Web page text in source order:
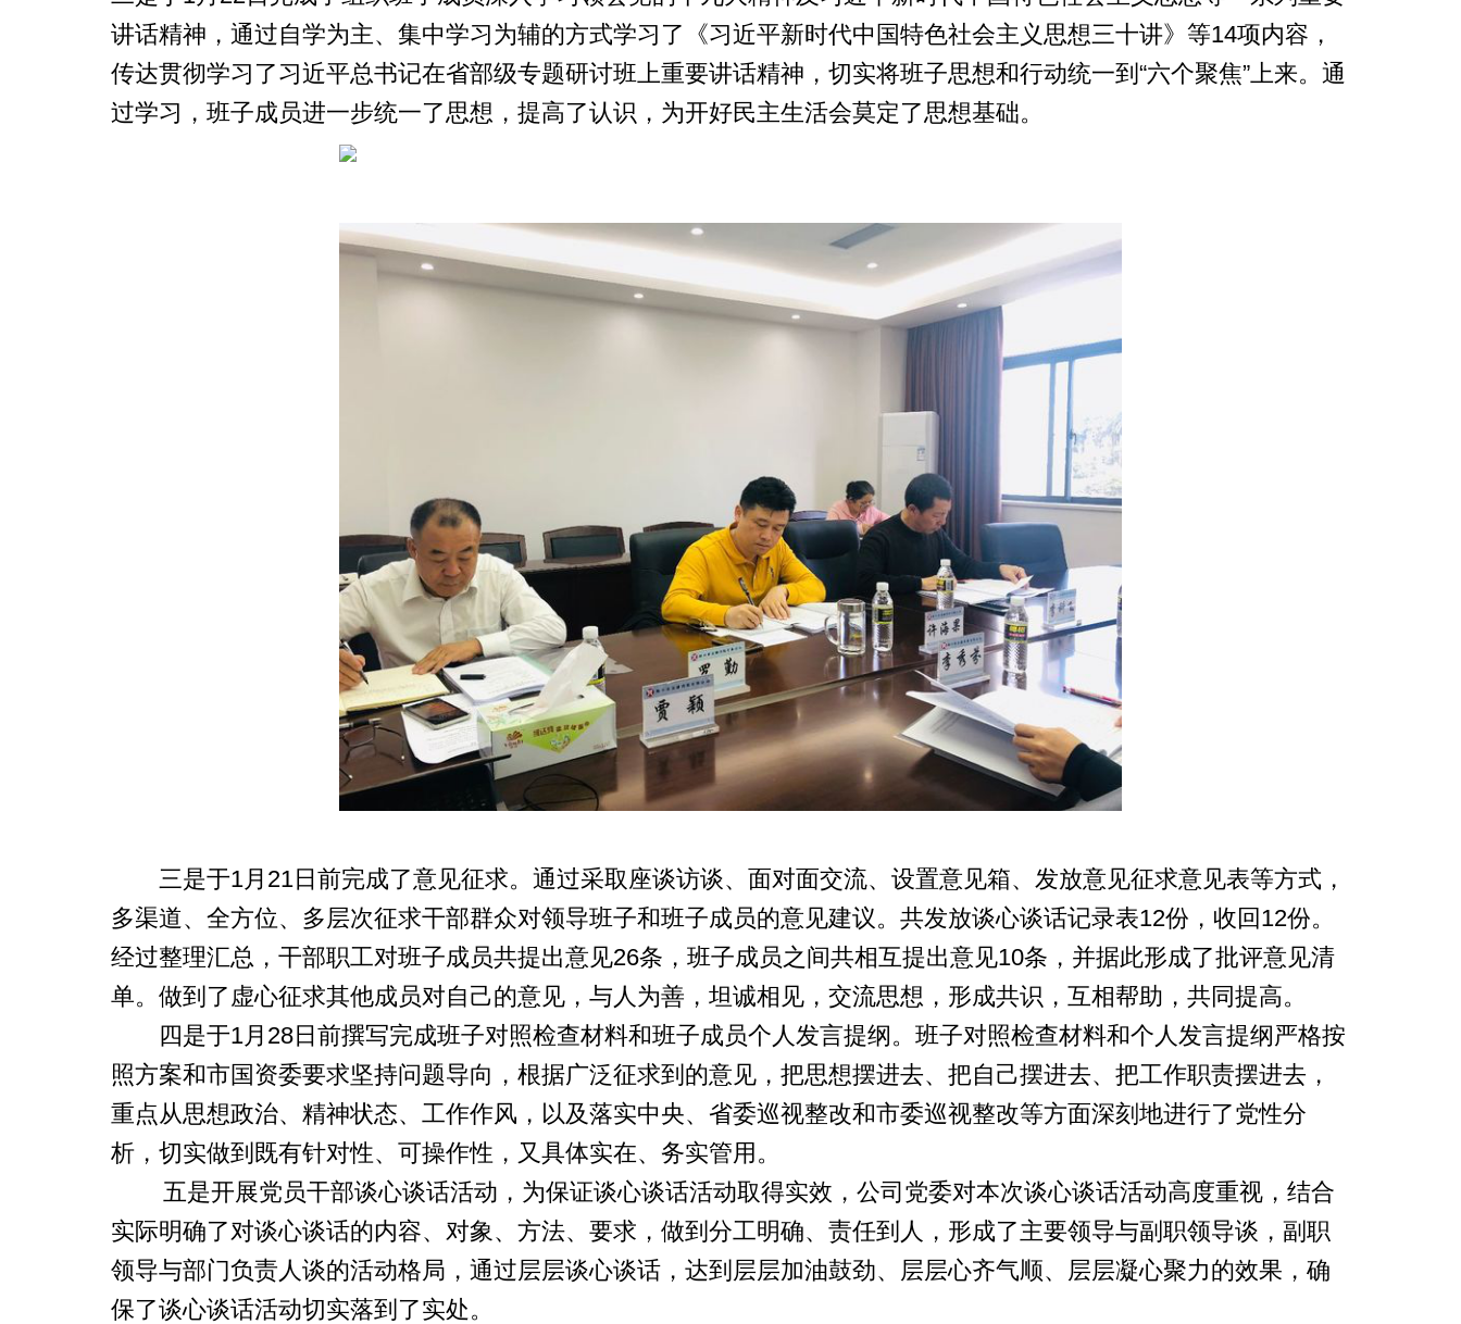
讲话精神，通过自学为主、集中学习为辅的方式学习了《习近平新时代中国特色社会主义思想三十讲》等14项内容，
传达贯彻学习了习近平总书记在省部级专题研讨班上重要讲话精神，切实将班子思想和行动统一到“六个聚焦”上来。通
过学习，班子成员进一步统一了思想，提高了认识，为开好民主生活会莫定了思想基础。
三是于1月21日前完成了意见征求。通过采取座谈访谈、面对面交流、设置意见箱、发放意见征求意见表等方式，
多渠道、全方位、多层次征求干部群众对领导班子和班子成员的意见建议。共发放谈心谈话记录表12份，收回12份。
经过整理汇总，干部职工对班子成员共提出意见26条，班子成员之间共相互提出意见10条，并据此形成了批评意见清
单。做到了虚心征求其他成员对自己的意见，与人为善，坦诚相见，交流思想，形成共识，互相帮助，共同提高。
四是于1月28日前撰写完成班子对照检查材料和班子成员个人发言提纲。班子对照检查材料和个人发言提纲严格按
照方案和市国资委要求坚持问题导向，根据广泛征求到的意见，把思想摆进去、把自己摆进去、把工作职责摆进去，
重点从思想政治、精神状态、工作作风，以及落实中央、省委巡视整改和市委巡视整改等方面深刻地进行了党性分
析，切实做到既有针对性、可操作性，又具体实在、务实管用。
五是开展党员干部谈心谈话活动，为保证谈心谈话活动取得实效，公司党委对本次谈心谈话活动高度重视，结合
实际明确了对谈心谈话的内容、对象、方法、要求，做到分工明确、责任到人，形成了主要领导与副职领导谈，副职
领导与部门负责人谈的活动格局，通过层层谈心谈话，达到层层加油鼓劲、层层心齐气顺、层层凝心聚力的效果，确
保了谈心谈话活动切实落到了实处。